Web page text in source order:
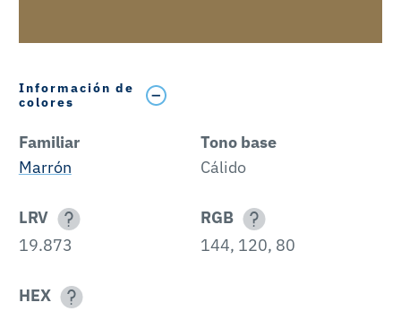
Información de
colores
Familiar
Marrón
Tono base
Cálido
LRV
19.873
RGB
144, 120, 80
HEX